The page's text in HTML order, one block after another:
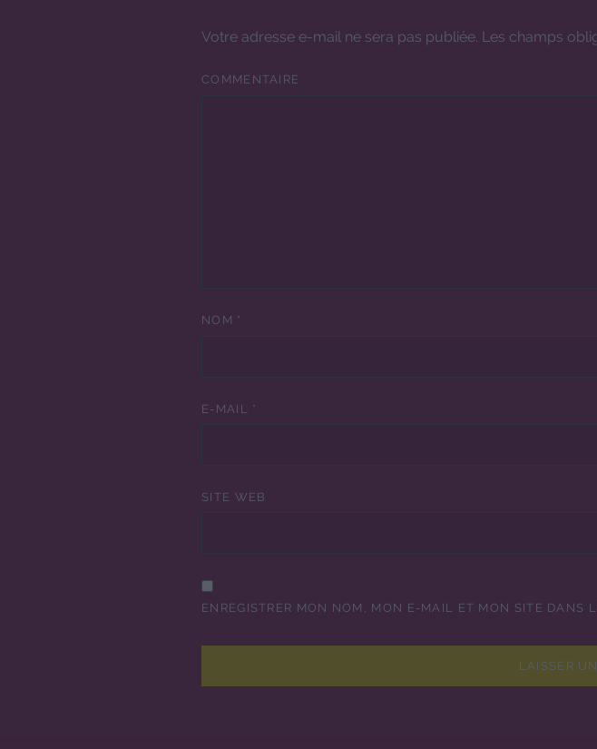
Votre adresse e-mail ne sera pas publiée. Les champs
COMMENTAIRE
NOM *
E-MAIL *
SITE WEB
ENREGISTRER MON NOM, MON E-MAIL ET MON SITE DANS